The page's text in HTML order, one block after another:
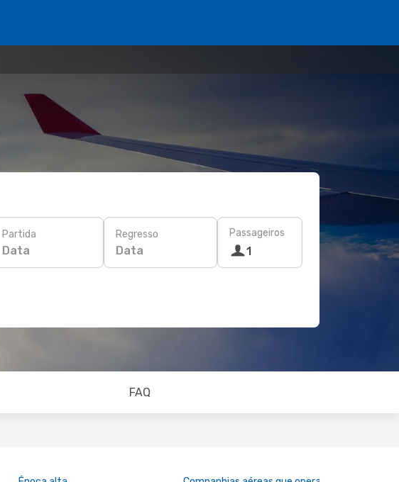
Partida
Data
Regresso
Data
Passageiros
1
FAQ